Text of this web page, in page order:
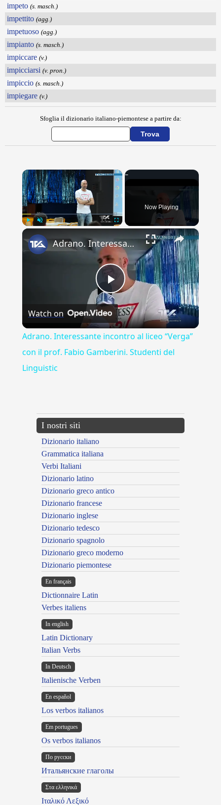
impeto (s. masch.)
impettito (agg.)
impetuoso (agg.)
impianto (s. masch.)
impiccare (v.)
impicciarsi (v. pron.)
impiccio (s. masch.)
impiegare (v.)
Sfoglia il dizionario italiano-piemontese a partire da:
×
Now Playing
×
Play
Video
Adrano. Interessante incontro al liceo “Verga” con il prof. Fabio Gamberini. Studenti del Linguistic
Watch on
Adrano. Interessante incontro al liceo “Verga”
con il prof. Fabio Gamberini. Studenti del
Linguistic
I nostri siti
Dizionario italiano
Grammatica italiana
Verbi Italiani
Dizionario latino
Dizionario greco antico
Dizionario francese
Dizionario inglese
Dizionario tedesco
Dizionario spagnolo
Dizionario greco moderno
Dizionario piemontese
En français
Dictionnaire Latin
Verbes italiens
In english
Latin Dictionary
Italian Verbs
In Deutsch
Italienische Verben
En español
Los verbos italianos
Em portugues
Os verbos italianos
По русски
Итальянские глаголы
Στα ελληνικά
Ιταλικό Λεξικό